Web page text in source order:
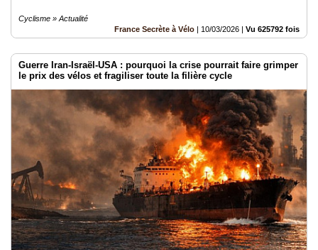
Cyclisme » Actualité
France Secrète à Vélo | 10/03/2026 | Vu 625792 fois
Guerre Iran-Israël-USA : pourquoi la crise pourrait faire grimper
le prix des vélos et fragiliser toute la filière cycle